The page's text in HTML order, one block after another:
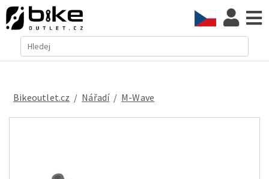
Bikeoutlet.cz / nářadí / M-Wave